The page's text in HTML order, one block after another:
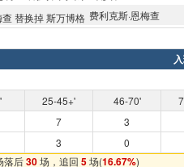
费利克斯·恩梅查
25-45+' 46-70'
7
3
3 0
落后30场，追回 5场(16.67%)